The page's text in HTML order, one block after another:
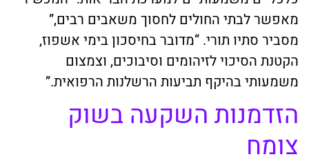
מאפשר לבתי החולים לחסוך משאבים רבים,”
מסביר סתיו תורי. “מדובר בחיסכון בימי אשפוז,
הקטנת הסיכוי לזיהומים וסיבוכים, וצמצום
משמעותי בהיקף תביעות הרשלנות הרפואית.”
הזדמנות השקעה בשוק
צומח